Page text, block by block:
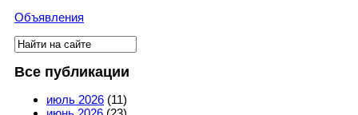
Объявления
Форма поиска
Поиск
Все публикации
июль 2026 (11)